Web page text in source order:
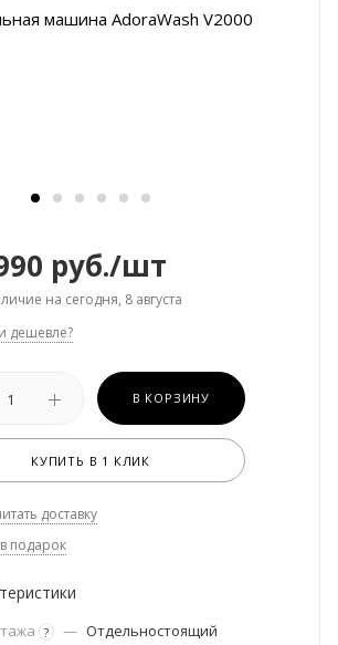
руб./шт
на сегодня, 8 августа
дешевле?
В КОРЗИНУ
КУПИТЬ В 1 КЛИК
доставку
подарок
? — Отдельностоящий